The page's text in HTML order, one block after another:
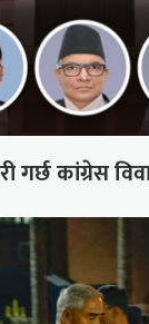
गर्छ कांग्रेस